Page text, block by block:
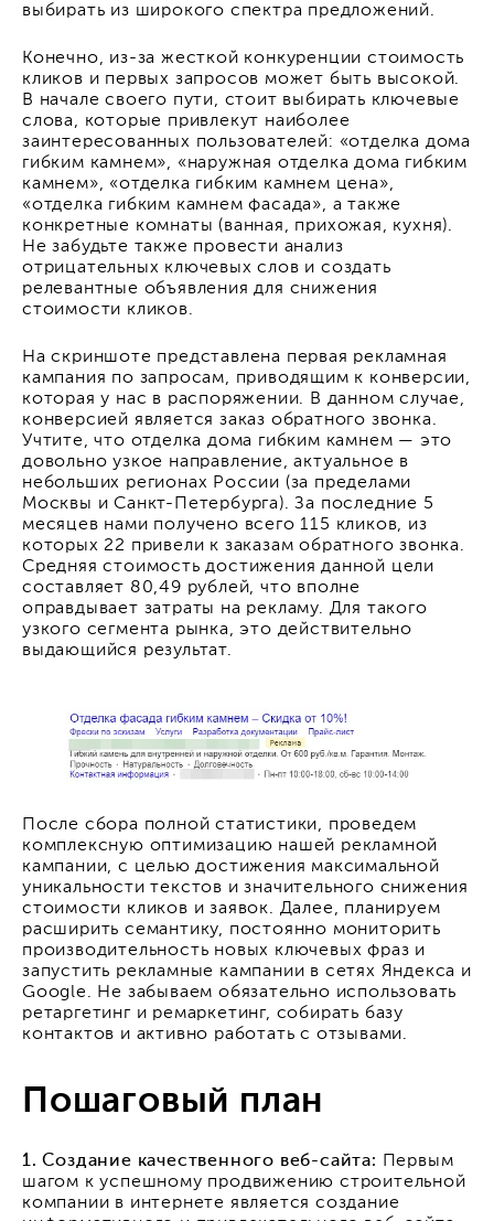
выбирать из широкого спектра предложений.
Конечно, из-за жесткой конкуренции стоимость
кликов и первых запросов может быть высокой.
В начале своего пути, стоит выбирать ключевые
слова, которые привлекут наиболее
заинтересованных пользователей: «отделка дома
гибким камнем», «наружная отделка дома гибким
камнем», «отделка гибким камнем цена»,
«отделка гибким камнем фасада», а также
конкретные комнаты (ванная, прихожая, кухня).
Не забудьте также провести анализ
отрицательных ключевых слов и создать
релевантные объявления для снижения
стоимости кликов.
На скриншоте представлена первая рекламная
кампания по запросам, приводящим к конверсии,
которая у нас в распоряжении. В данном случае,
конверсией является заказ обратного звонка.
Учтите, что отделка дома гибким камнем — это
довольно узкое направление, актуальное в
небольших регионах России (за пределами
Москвы и Санкт-Петербурга). За последние 5
месяцев нами получено всего 115 кликов, из
которых 22 привели к заказам обратного звонка.
Средняя стоимость достижения данной цели
составляет 80,49 рублей, что вполне
оправдывает затраты на рекламу. Для такого
узкого сегмента рынка, это действительно
выдающийся результат.
После сбора полной статистики, проведем
комплексную оптимизацию нашей рекламной
кампании, с целью достижения максимальной
уникальности текстов и значительного снижения
стоимости кликов и заявок. Далее, планируем
расширить семантику, постоянно мониторить
производительность новых ключевых фраз и
запустить рекламные кампании в сетях Яндекса и
Google. Не забываем обязательно использовать
ретаргетинг и ремаркетинг, собирать базу
контактов и активно работать с отзывами.
Пошаговый план
1. Создание качественного веб-сайта: Первым
шагом к успешному продвижению строительной
компании в интернете является создание